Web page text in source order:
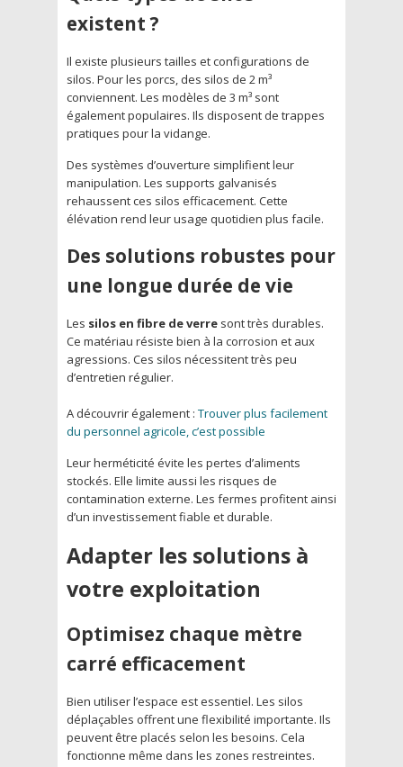
existent ?
Il existe plusieurs tailles et configurations de
silos. Pour les porcs, des silos de 2 m³
conviennent. Les modèles de 3 m³ sont
également populaires. Ils disposent de trappes
pratiques pour la vidange.
Des systèmes d’ouverture simplifient leur
manipulation. Les supports galvanisés
rehaussent ces silos efficacement. Cette
élévation rend leur usage quotidien plus facile.
Des solutions robustes pour
une longue durée de vie
Les silos en fibre de verre sont très durables.
Ce matériau résiste bien à la corrosion et aux
agressions. Ces silos nécessitent très peu
d’entretien régulier.
A découvrir également : Trouver plus facilement
du personnel agricole, c’est possible
Leur herméticité évite les pertes d’aliments
stockés. Elle limite aussi les risques de
contamination externe. Les fermes profitent ainsi
d’un investissement fiable et durable.
Adapter les solutions à
votre exploitation
Optimisez chaque mètre
carré efficacement
Bien utiliser l’espace est essentiel. Les silos
déplaçables offrent une flexibilité importante. Ils
peuvent être placés selon les besoins. Cela
fonctionne même dans les zones restreintes.